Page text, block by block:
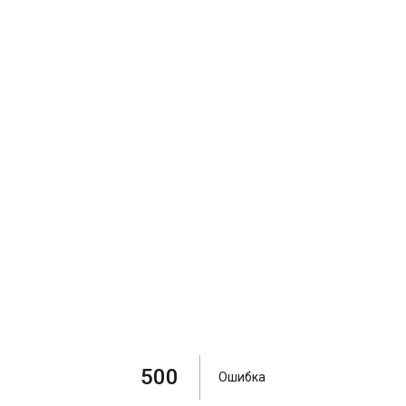
500 Ошибка